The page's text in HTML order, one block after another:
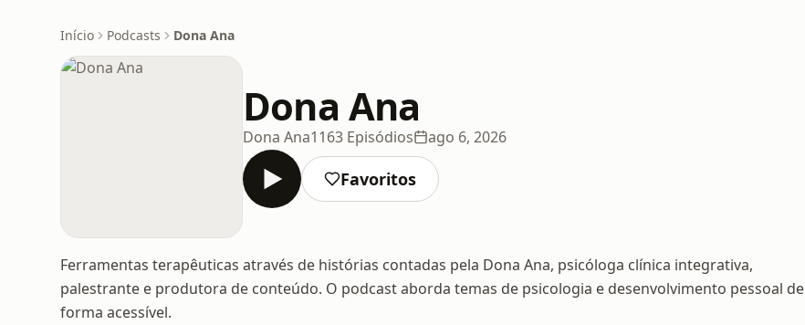
Início Podcasts Dona Ana
Dona Ana
Dona Ana1163 Episódios ago 6, 2026
Favoritos
Ferramentas terapêuticas através de histórias contadas pela Dona Ana, psicóloga clínica integrativa,
palestrante e produtora de conteúdo. O podcast aborda temas de psicologia e desenvolvimento pessoal de
forma acessível.